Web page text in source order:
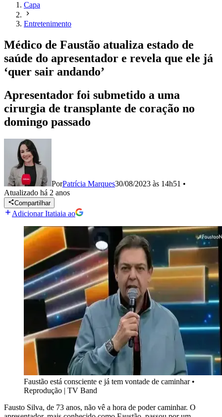
Capa
Entretenimento
Médico de Faustão atualiza estado de
saúde do apresentador e revela que ele já
‘quer sair andando’
Apresentador foi submetido a uma
cirurgia de transplante de coração no
domingo passado
PorPatrícia Marques30/08/2023 às 14h51 •
Atualizado há 2 anos
Compartilhar
Adicionar Itatiaia ao
Faustão está consciente e já tem vontade de caminhar•
Reprodução | TV Band
Fausto Silva, de 73 anos, não vê a hora de poder caminhar. O